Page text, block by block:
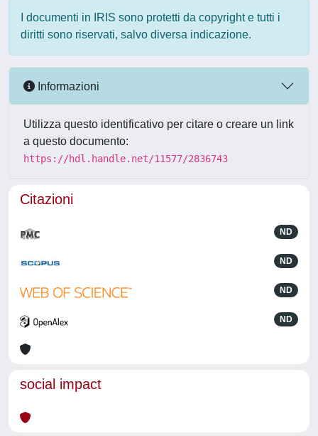
I documenti in IRIS sono protetti da copyright e tutti i
diritti sono riservati, salvo diversa indicazione.
Informazioni
Utilizza questo identificativo per citare o creare un link
a questo documento:
https://hdl.handle.net/11577/2836743
Citazioni
ND
ND
ND
ND
social impact